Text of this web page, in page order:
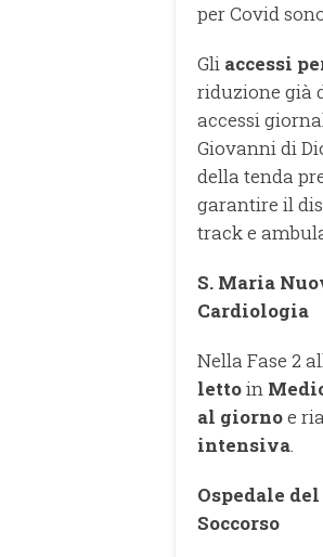
per Covid
Gli accessi
riduzione già
accessi
Giovanni di
della tenda
garantire il
track e
S. Maria
Cardiologia
Nella Fase 2
lettoin
al giornoe
intensiva.
Ospedale
Soccorso